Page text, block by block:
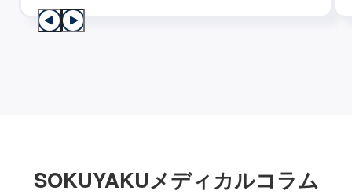
SOKUYAKUメディカルコラム